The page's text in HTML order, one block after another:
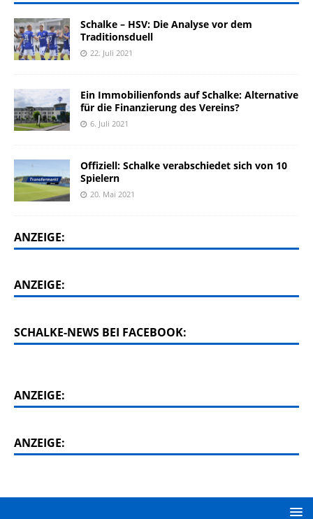
Schalke – HSV: Die Analyse vor dem
Traditionsduell
22. Juli 2021
Ein Immobilienfonds auf Schalke: Alternative
für die Finanzierung des Vereins?
6. Juli 2021
Offiziell: Schalke verabschiedet sich von 10
Spielern
20. Mai 2021
ANZEIGE:
ANZEIGE:
SCHALKE-NEWS BEI FACEBOOK:
ANZEIGE:
ANZEIGE: